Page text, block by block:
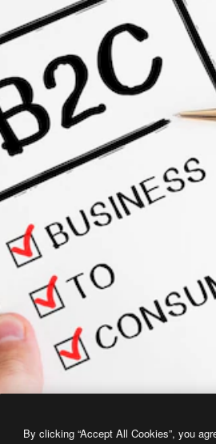
By clicking “Accept All Cookies”, you